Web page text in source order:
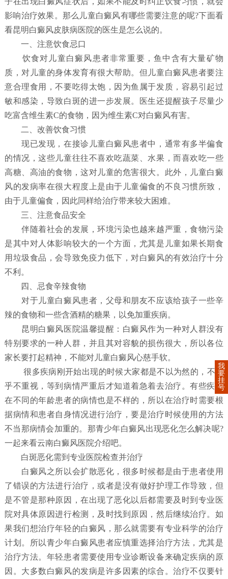
影响治疗效果。那么儿童白癜风有哪些需要注意的呢?下面看
看昆明白癜风皮肤病医院的医生是怎么说的。
一、注意饮食忌口
饮食对儿童白癜风患者非常重要，鱼中含有大量矿物
质，对儿童的身体发育有很大帮助。但儿童白癜风患者要注
意合理食用，不要吃得太饱，因为鱼属于发质，容易引起过
敏和感染，导致白斑的进一步发展。医生还提醒孩子尽量少
吃富含维生素C的食物，因为维生素C对白癜风有害。
二、改善饮食习惯
现已发现，在接诊儿童白癜风患者中，通常有多半偏食
的情况，这些儿童往往不喜欢吃蔬菜、水果，而喜欢吃一些
高糖、高油的食物，这对儿童的危害很大。此外，儿童白癜
风的发病率在很大程度上是由于儿童偏食的不良习惯所致，
由于儿童偏食，因此同样给治疗带来较大困难。
三、注意食品安全
伴随着社会的发展，环境污染也越来越严重，食物污染
是其中对人体影响较大的一个方面，尤其是儿童如果长期食
用垃圾食品，会导致免疫力低下，对白癜风的有效治疗十分
不利。
四、忌食辛辣食物
对于儿童白癜风患者，父母和朋友不应该给孩子一些辛
辣的食物和一些含酒精的糖果，以免加重疾病。
昆明白癜风医院温馨提醒：白癜风作为一种对人群没有
特别要求的一种人群，并且其对容貌的损伤很大，所以各位
家长要打起精神，不能对儿童白癜风心慈手软。
很多疾病刚开始出现的时候大家都是不以为然的，不在
乎不重视，等到病情严重后才知道着急着去治疗。有些疾病
在不同的年龄患者的病情也是不样的，所以在治疗时需要根
据病情和患者自身情况进行治疗，要是治疗时候使用的方法
不当那病情会加重的。那青少年白癜风出现恶化怎么解决呢?
一起来看云南白癜风医院介绍吧。
白斑恶化需到专业医院检查并治疗
白癜风之所以会扩散恶化，很多时候都是由于患者使用
了错误的方法进行治疗，或者是没有做好护理工作导致，但
是不管是那种原因，在出现了恶化以后都需要及时到专业医
院对具体原因进行检测，及时找到原因，然后继续治疗。如
果我们想治疗年轻的白癜风，那么就需要有专业科学的治疗
计划。所以青少年白癜风患者应慎重选择治疗方法，尤其是
治疗方法。年轻患者需要使用专业诊断设备来确定疾病的原
因。大多数白癜风的发病是许多因素的综合。治疗不仅要针
我
要
挂
号